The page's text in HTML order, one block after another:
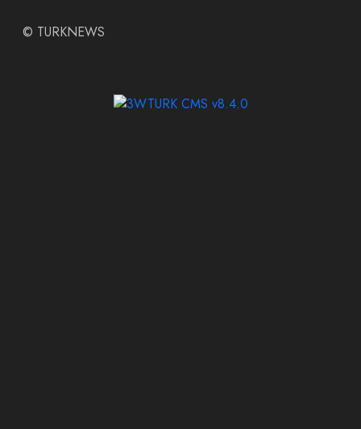
© TURKNEWS